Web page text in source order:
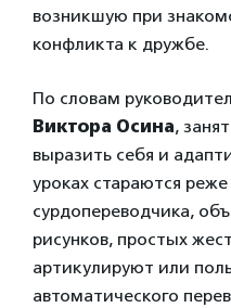
возникшую при
конфликта к дружбе.
По словам
Виктора Осина,
выразить себя и
уроках стараются реже
сурдопереводчика,
рисунков, простых
артикулируют или
автоматического